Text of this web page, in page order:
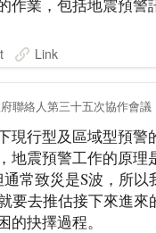
作業，包括地震預警
Link
聯絡人第三十五次協作會議
現行型及區域型預警
地震預警工作的原理
常致災是S波，所以
要去推估接下來進來
的抉擇過程。